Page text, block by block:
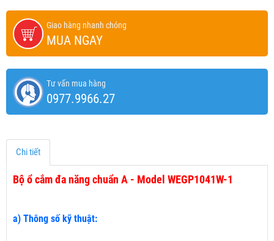
Giao hàng nhanh chóng
MUA NGAY
Tư vấn mua hàng
0977.9966.27
Chi tiết
Bộ ổ cắm đa năng chuẩn A - Model WEGP1041W-1
a) Thông số kỹ thuật: